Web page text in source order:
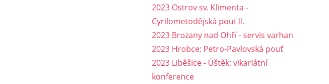
2023 Ostrov sv. Klimenta -
Cyrilometodějská pouť II.
2023 Brozany nad Ohří - servis varhan
2023 Hrobce: Petro-Pavlovská pouť
2023 Liběšice - Úštěk: vikariátní
konference